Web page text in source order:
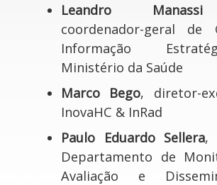
Leandro
coordenador-geral de
Informação
Ministério da Saúde
Marco Bego, diretor-
InovaHC & InRad
Paulo Eduardo Sellera,
Departamento de
Avaliação e